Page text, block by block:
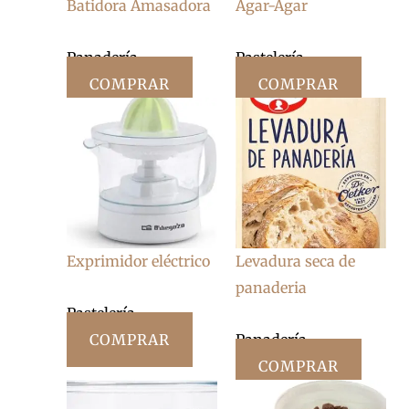
Batidora Amasadora
Panadería
COMPRAR
Agar-Agar
Pastelería
COMPRAR
Exprimidor eléctrico
Pastelería
COMPRAR
Levadura seca de
panaderia
Panadería
COMPRAR